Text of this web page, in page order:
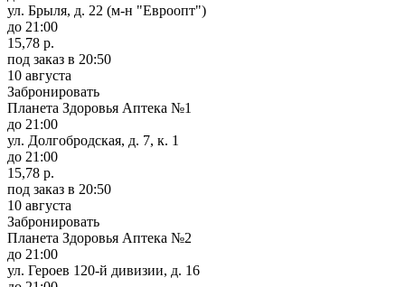
ул. Брыля, д. 22 (м-н "Евроопт")
до 21:00
15,78 р.
под заказ в 20:50
10 августа
Забронировать
Планета Здоровья Аптека №1
до 21:00
ул. Долгобродская, д. 7, к. 1
до 21:00
15,78 р.
под заказ в 20:50
10 августа
Забронировать
Планета Здоровья Аптека №2
до 21:00
ул. Героев 120-й дивизии, д. 16